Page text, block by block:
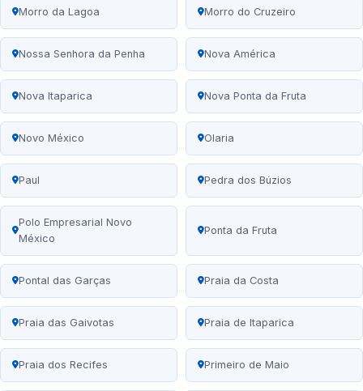
Morro da Lagoa Morro do Cruzeiro
Nossa Senhora da Penha Nova América
Nova Itaparica Nova Ponta da Fruta
Novo México Olaria
Paul Pedra dos Búzios
Polo Empresarial Novo
México
Ponta da Fruta
Pontal das Garças Praia da Costa
Praia das Gaivotas Praia de Itaparica
Praia dos Recifes Primeiro de Maio